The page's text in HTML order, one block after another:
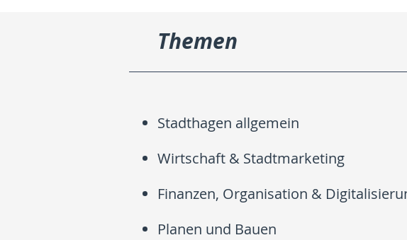
Themen
Stadthagen allgemein
Wirtschaft & Stadtmarketing
Finanzen, Organisation &
Planen und Bauen